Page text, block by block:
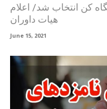
کن انتخاب شد/ اعلام
هیات داوران
June 15, 2021